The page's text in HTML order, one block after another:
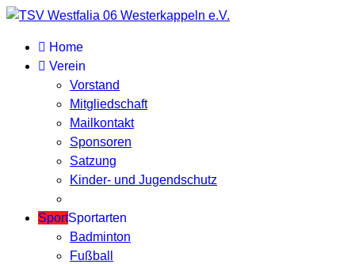
Home
Verein
Vorstand
Mitgliedschaft
Mailkontakt
Sponsoren
Satzung
Kinder- und Jugendschutz
SportSportarten
Badminton
Fußball